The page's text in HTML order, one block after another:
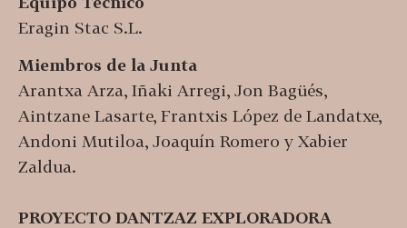
Eragin Stac S.L.
Miembros de la Junta
Arantxa Arza, Iñaki Arregi, Jon Bagüés,
Aintzane Lasarte, Frantxis López de Landatxe,
Andoni Mutiloa, Joaquín Romero y Xabier
Zaldua.
PROYECTO DANTZAZ EXPLORADORA